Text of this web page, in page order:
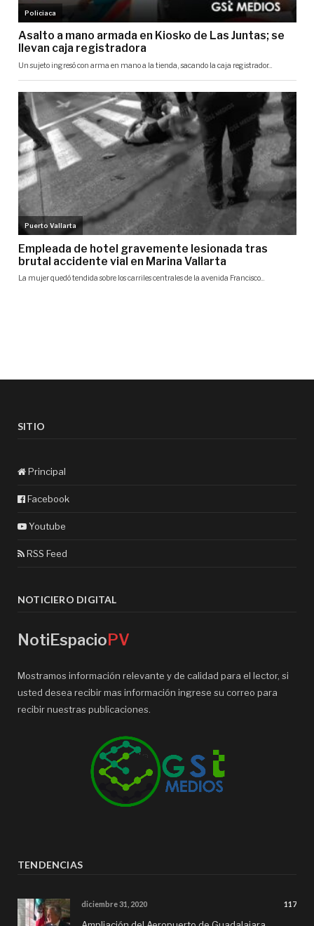
SITIO
Principal
Facebook
Youtube
RSS Feed
NOTICIERO DIGITAL
NotiEspacioPV
Mostramos información relevante y de calidad para el lector, si
usted desea recibir mas información ingrese su correo para
recibir nuestras publicaciones.
TENDENCIAS
diciembre 31, 2020 117